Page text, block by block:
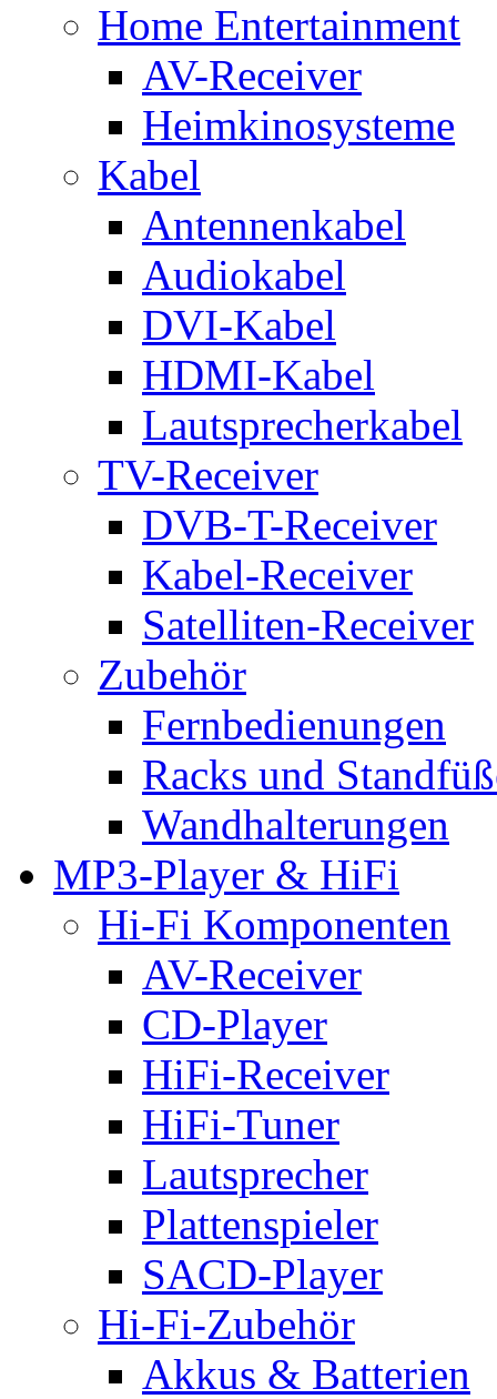
Home Entertainment
AV-Receiver
Heimkinosysteme
Kabel
Antennenkabel
Audiokabel
DVI-Kabel
HDMI-Kabel
Lautsprecherkabel
TV-Receiver
DVB-T-Receiver
Kabel-Receiver
Satelliten-Receiver
Zubehör
Fernbedienungen
Racks und
Wandhalterungen
MP3-Player & HiFi
Hi-Fi Komponenten
AV-Receiver
CD-Player
HiFi-Receiver
HiFi-Tuner
Lautsprecher
Plattenspieler
SACD-Player
Hi-Fi-Zubehör
Akkus & Batterien